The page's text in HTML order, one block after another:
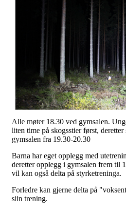
Alle møter 18.30 ved gymsalen.
liten time på skogsstier først,
gymsalen fra 19.30-20.30
Barna har eget opplegg med
deretter opplegg i gymsalen frem til
vil kan også delta på styrketreninga.
Forledre kan gjerne delta på
siin trening.